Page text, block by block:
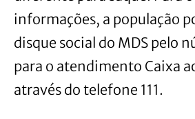
informações, a população
disque social do MDS pelo
para o atendimento Caixa
através do telefone 111.